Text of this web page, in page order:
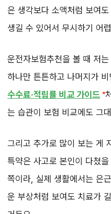
은 생각보다 소액처럼 보여
생길 수 있어서 무시하기 어
운전자보험추천을 볼 때 저
하나만 튼튼하고 나머지가
수수료·적립률 비교 가이드
는 습관이 보험 비교에도 그
그리고 추가로 많이 보는 게
특약은 사고로 본인이 다쳤
쪽이라, 실제 생활에서는 은
운 부상처럼 보여도 치료가